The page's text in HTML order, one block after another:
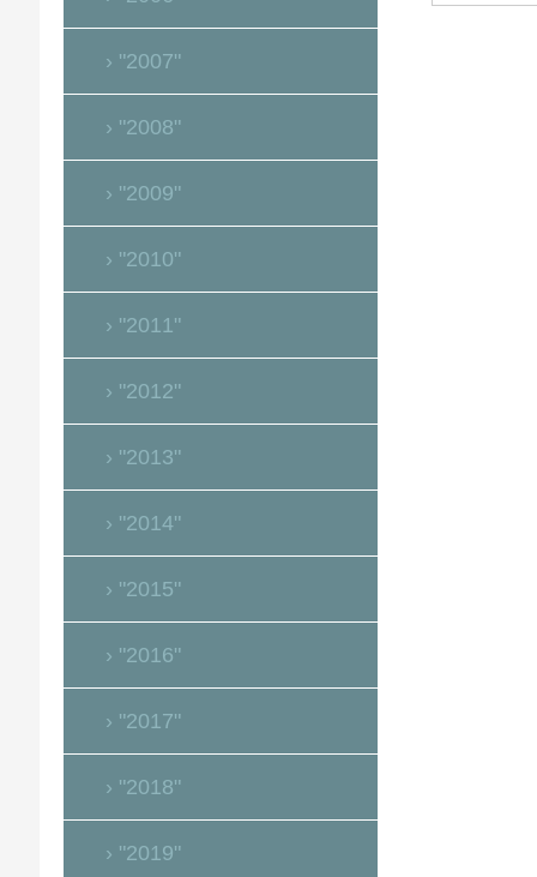
"2007"
"2008"
"2009"
"2010"
"2011"
"2012"
"2013"
"2014"
"2015"
"2016"
"2017"
"2018"
"2019"